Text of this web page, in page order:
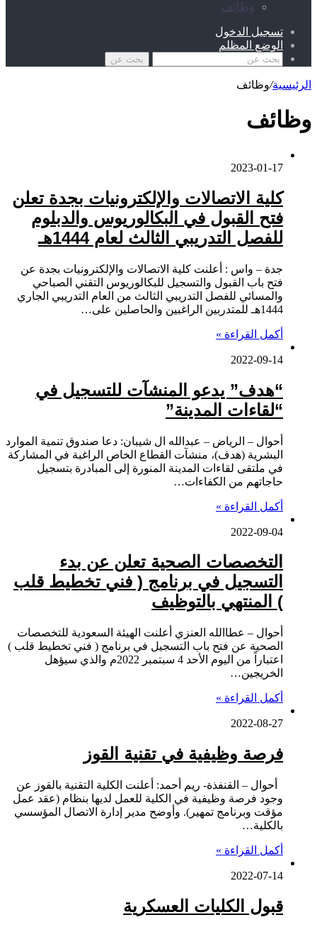
وظائف
تسجيل الدخول
الوضع المظلم
بحث عن
الرئيسية/وظائف
وظائف
2023-01-17
كلية الاتصالات والإلكترونيات بجدة تعلن
فتح القبول في البكالوريوس والدبلوم
للفصل التدريبي الثالث لعام 1444هـ
جدة – واس : أعلنت كلية الاتصالات والإلكترونيات بجدة عن
فتح باب القبول والتسجيل للبكالوريوس التقني الصباحي
والمسائي للفصل التدريبي الثالث من العام التدريبي الجاري
1444هـ للمتدربين الراغبين والحاصلين على…
أكمل القراءة »
2022-09-14
“هدف” يدعو المنشآت للتسجيل في
“لقاءات المدينة”
أحوال – الرياض – عبدالله ال شيبان: دعا صندوق تنمية الموارد
البشرية (هدف)، منشآت القطاع الخاص الراغبة في المشاركة
في ملتقى لقاءات المدينة المنورة إلى المبادرة بتسجيل
حاجاتهم من الكفاءات…
أكمل القراءة »
2022-09-04
التخصصات الصحية تعلن عن بدء
التسجيل في برنامج ( فني تخطيط قلب
) المنتهي بالتوظيف
أحوال – عطاالله العنزي أعلنت الهيئة السعودية للتخصصات
الصحية عن فتح باب ⁧‫التسجيل‬⁩ في برنامج ⁧‫( فني تخطيط قلب‬⁩ )
اعتباراً من اليوم الأحد 4 سبتمبر 2022م والذي سيؤهل
الخريجين…
أكمل القراءة »
2022-08-27
فرصة وظيفية في تقنية القوز
أحوال – القنفذة- ريم أحمد: أعلنت الكلية التقنية بالقوز عن
وجود فرصة وظيفية في الكلية للعمل لديها بنظام (عقد عمل
مؤقت وبرنامج تمهير). وأوضح مدير إدارة الاتصال المؤسسي
بالكلية…
أكمل القراءة »
2022-07-14
قبول الكليات العسكرية